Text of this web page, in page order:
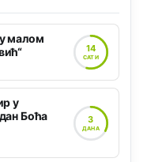
малом
14
САТИ
у
Боћа
3
ДАНА